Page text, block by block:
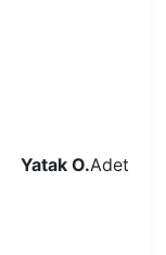
Yatak O.Adet